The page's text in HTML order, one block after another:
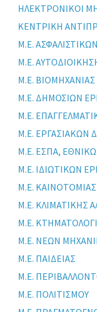
ΗΛΕΚΤΡΟΝΙΚΟΙ
ΚΕΝΤΡΙΚΗ
Μ.Ε.
Μ.Ε.
Μ.Ε. ΒΙΟΜΗΧΑΝΙΑΣ
Μ.Ε. ΔΗΜΟΣΙΩΝ
Μ.Ε.
Μ.Ε. ΕΡΓΑΣΙΑΚΩΝ
Μ.Ε. ΕΣΠΑ,
Μ.Ε. ΙΔΙΩΤΙΚΩΝ
Μ.Ε. ΚΑΙΝΟΤΟΜΙΑΣ
Μ.Ε. ΚΛΙΜΑΤΙΚΗΣ
Μ.Ε.
Μ.Ε. ΝΕΩΝ
Μ.Ε. ΠΑΙΔΕΙΑΣ
Μ.Ε.
Μ.Ε. ΠΟΛΙΤΙΣΜΟΥ